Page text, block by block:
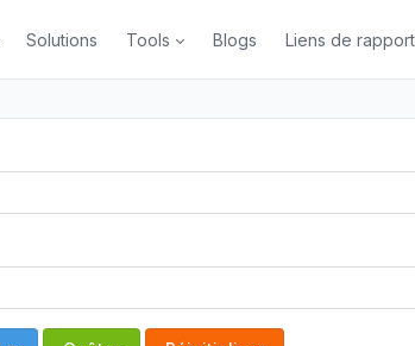
Solutions Tools Blogs Liens de rapport